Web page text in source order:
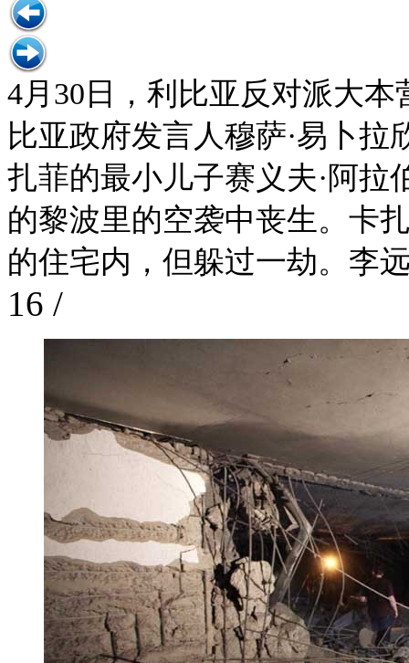
4月30日，利比亚反对派大
比亚政府发言人穆萨·易卜
扎菲的最小儿子赛义夫·阿拉
的黎波里的空袭中丧生。卡
的住宅内，但躲过一劫。李
16 /